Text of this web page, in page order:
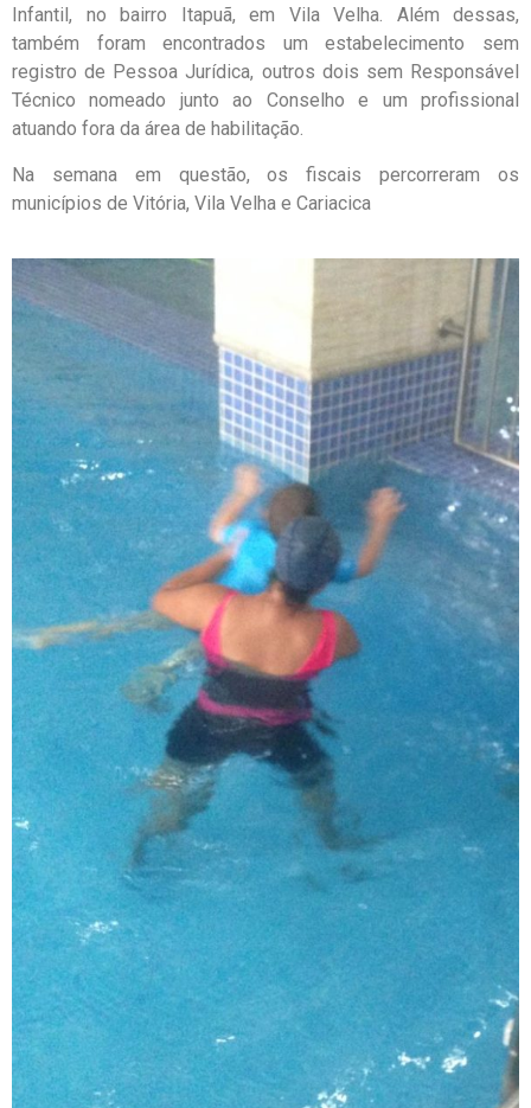
Infantil, no bairro Itapuã, em Vila Velha. Além dessas,
também foram encontrados um estabelecimento sem
registro de Pessoa Jurídica, outros dois sem Responsável
Técnico nomeado junto ao Conselho e um profissional
atuando fora da área de habilitação.
Na semana em questão, os fiscais percorreram os
municípios de Vitória, Vila Velha e Cariacica